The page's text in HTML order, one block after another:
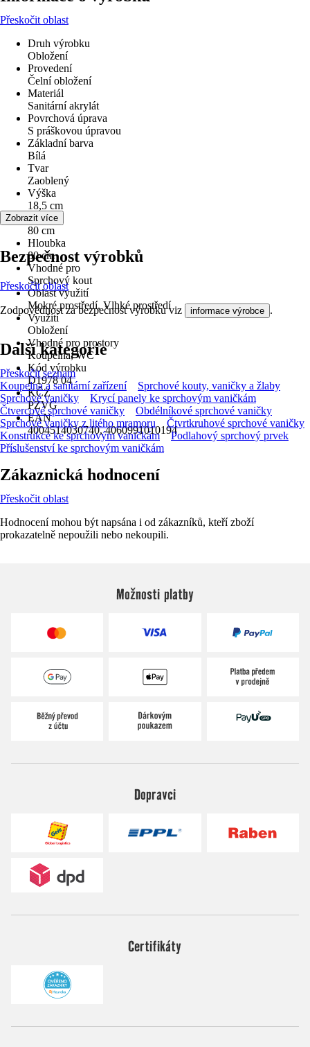
Přeskočit oblast
Druh výrobku
Obložení
Provedení
Čelní obložení
Materiál
Sanitární akrylát
Povrchová úprava
S práškovou úpravou
Základní barva
Bílá
Tvar
Zaoblený
Výška
18,5 cm
Šířka
80 cm
Hloubka
80 cm
Vhodné pro
Sprchový kout
Oblast využití
Mokré prostředí, Vlhké prostředí
Využití
Obložení
Vhodné pro prostory
Koupelna, WC
Kód výrobku
D1978 04
KČZ
PZVG
EAN
4004514030740, 4060991010194
Zobrazit více
Bezpečnost výrobků
Přeskočit oblast
Zodpovědnost za bezpečnost výrobku viz informace výrobce .
Další kategorie
Přeskočit seznam
Koupelna a sanitární zařízení
Sprchové kouty, vaničky a žlaby
Sprchové vaničky
Krycí panely ke sprchovým vaničkám
Čtvercové sprchové vaničky
Obdélníkové sprchové vaničky
Sprchové vaničky z litého mramoru
Čtvrtkruhové sprchové vaničky
Konstrukce ke sprchovým vaničkám
Podlahový sprchový prvek
Příslušenství ke sprchovým vaničkám
Zákaznická hodnocení
Přeskočit oblast
Hodnocení mohou být napsána i od zákazníků, kteří zboží
prokazatelně nepoužili nebo nekoupili.
Možnosti platby
Dopravci
Certifikáty